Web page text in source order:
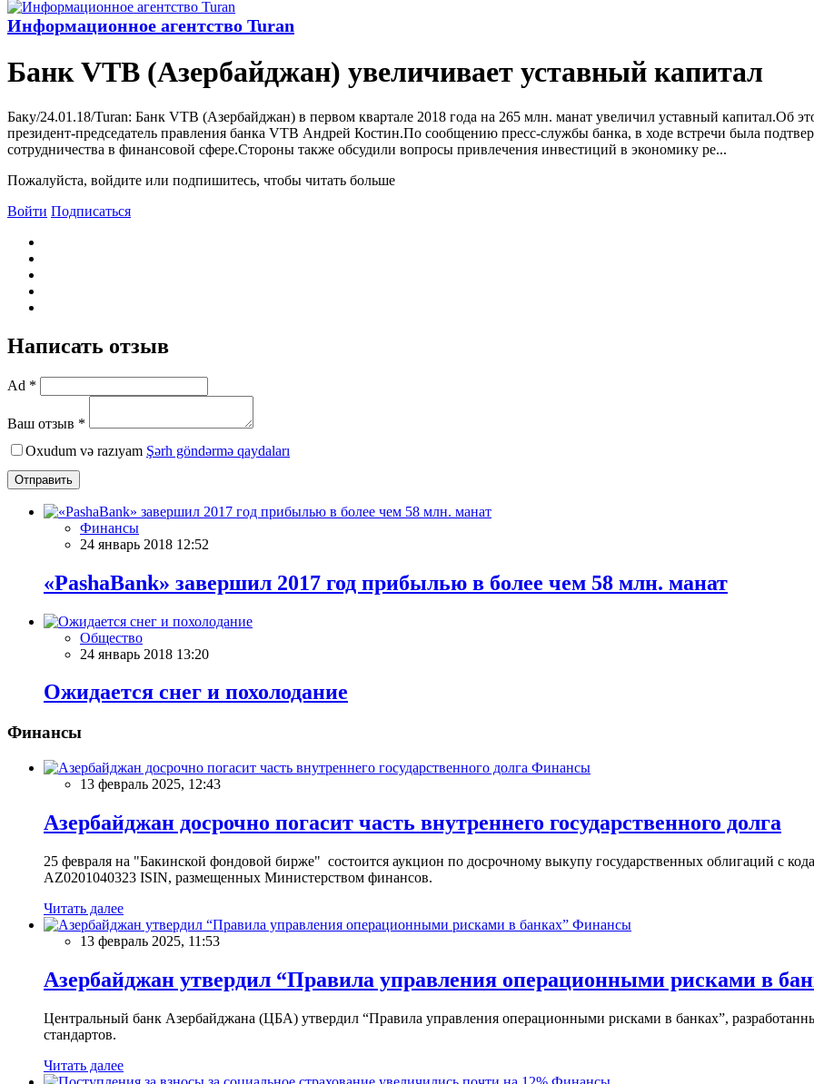
Информационное агентство Turan
Банк VTB (Азербайджан) увеличивает уставный капитал
Баку/24.01.18/Turan: Банк VTB (Азербайджан) в первом квартале 2018 года на 265 млн. манат увеличил уставный капитал.Об
президент-председатель правления банка VTB Андрей Костин.По сообщению пресс-службы банка, в ходе встречи была
сотрудничества в финансовой сфере.Стороны также обсудили вопросы привлечения инвестиций в экономику ре...
Пожалуйста, войдите или подпишитесь, чтобы читать больше
Войти Подписаться
Написать отзыв
Ad *
Ваш отзыв *
Oxudum və razıyam Şərh göndərmə qaydaları
Отправить
Финансы
24 январь 2018 12:52
«PashaBank» завершил 2017 год прибылью в более чем 58 млн. манат
Общество
24 январь 2018 13:20
Ожидается снег и похолодание
Финансы
Финансы
13 февраль 2025, 12:43
Азербайджан досрочно погасит часть внутреннего государственного долга
25 февраля на "Бакинской фондовой бирже" состоится аукцион по досрочному выкупу государственных облигаций с
AZ0201040323 ISIN, размещенных Министерством финансов.
Читать далее
Финансы
13 февраль 2025, 11:53
Азербайджан утвердил “Правила управления операционными рисками в
Центральный банк Азербайджана (ЦБА) утвердил “Правила управления операционными рисками в банках”,
стандартов.
Читать далее